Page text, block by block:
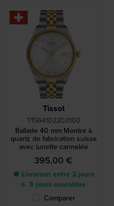
Tissot
T1564102203100
Ballade 40 mm Montre à
quartz de fabrication suisse
avec lunette cannelée
395,00 €
● Livraison entre 2 jours
à 5 jours ouvrables
Comparer